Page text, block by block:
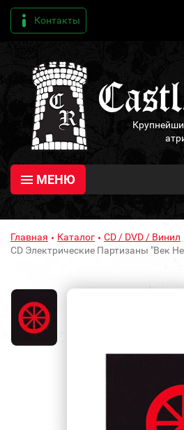
Контакты
МЕНЮ
Главная Каталог CD / DVD / Винил
CD Электрические Партизаны "Век